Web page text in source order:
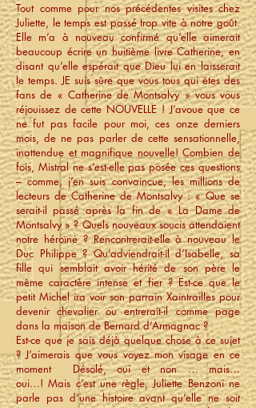
Tout comme pour nos précédentes visites chez
Juliette, le temps est passé trop vite à notre goût.
Elle m’a à nouveau confirmé qu’elle aimerait
beaucoup écrire un huitième livre Catherine, en
disant qu’elle espérait que Dieu lui en laisserait
le temps. JE suis sûre que vous tous qui êtes des
fans de « Catherine de Montsalvy » vous vous
réjouissez de cette NOUVELLE ! J’avoue que ce
ne fut pas facile pour moi, ces onze derniers
mois, de ne pas parler de cette sensationnelle,
inattendue et magnifique nouvelle! Combien de
fois, Mistral ne s’est-elle pas posée ces questions
– comme, j’en suis convaincue, les millions de
lecteurs de Catherine de Montsalvy : « Que se
serait-il passé après la fin de « La Dame de
Montsalvy » ? Quels nouveaux soucis attendaient
notre héroïne ? Rencontrerait-elle à nouveau le
Duc Philippe ? Qu’adviendrait-il d’Isabelle, sa
fille qui semblait avoir hérité de son père le
même caractère intense et fier ? Est-ce que le
petit Michel ira voir son parrain Xaintrailles pour
devenir chevalier ou entrerait-il comme page
dans la maison de Bernard d’Armagnac ?
Est-ce que je sais déjà quelque chose à ce sujet
? J’aimerais que vous voyez mon visage en ce
moment Désolé, oui et non … mais…
oui…! Mais c’est une règle, Juliette Benzoni ne
parle pas d’une histoire avant qu’elle ne soit